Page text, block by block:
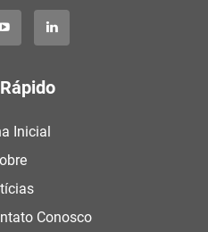
Inicial
Conosco